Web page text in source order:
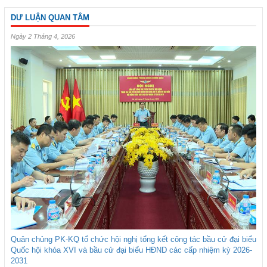
DƯ LUẬN QUAN TÂM
Ngày 2 Tháng 4, 2026
Quân chủng PK-KQ tổ chức hội nghị tổng kết công tác bầu cử đại biểu
Quốc hội khóa XVI và bầu cử đại biểu HĐND các cấp nhiệm kỳ 2026-
2031